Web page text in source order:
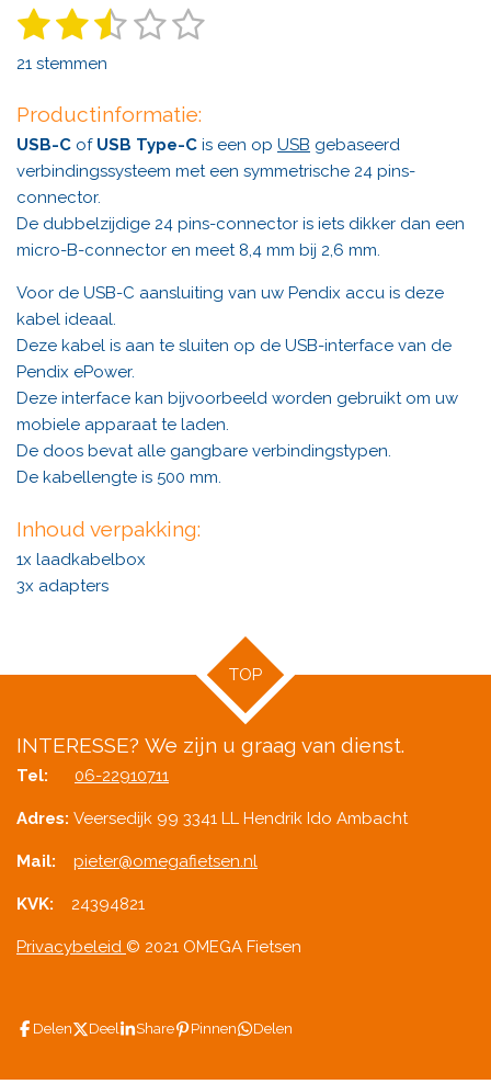
R
a
t
n
g
:
2
.
6
1
9
0
4
7
1
9
4
s
r
n
1
s
e
r
2
s
e
r
r
e
n
3
s
e
r
r
e
n
4
e
r
e
n
5
e
r
e
n
S
21 stemmen
Productinformatie:
USB-C of USB Type-C is een op USB gebaseerd
verbindingssysteem met een symmetrische 24 pins-
connector.
De dubbelzijdige 24 pins-connector is iets dikker dan een
micro-B-connector en meet 8,4 mm bij 2,6 mm.
Voor de USB-C aansluiting van uw Pendix accu is deze
kabel ideaal.
Deze kabel is aan te sluiten op de USB-interface van de
Pendix ePower.
Deze interface kan bijvoorbeeld worden gebruikt om uw
mobiele apparaat te laden.
De doos bevat alle gangbare verbindingstypen.
De kabellengte is 500 mm.
Inhoud verpakking:
1x laadkabelbox
3x adapters
TOP
INTERESSE? We zijn u graag van dienst.
Tel: 06-22910711
Adres: Veersedijk 99 3341 LL Hendrik Ido Ambacht
Mail: pieter@omegafietsen.nl
KVK: 24394821
Privacybeleid © 2021 OMEGA Fietsen
Delen Deel Share Pinnen Delen